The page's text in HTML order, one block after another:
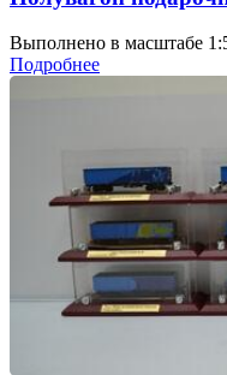
Выполнено в масштабе
Подробнее